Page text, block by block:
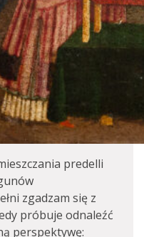
predelli
zgadzam się z
próbuje odnaleźć
perspektywę: